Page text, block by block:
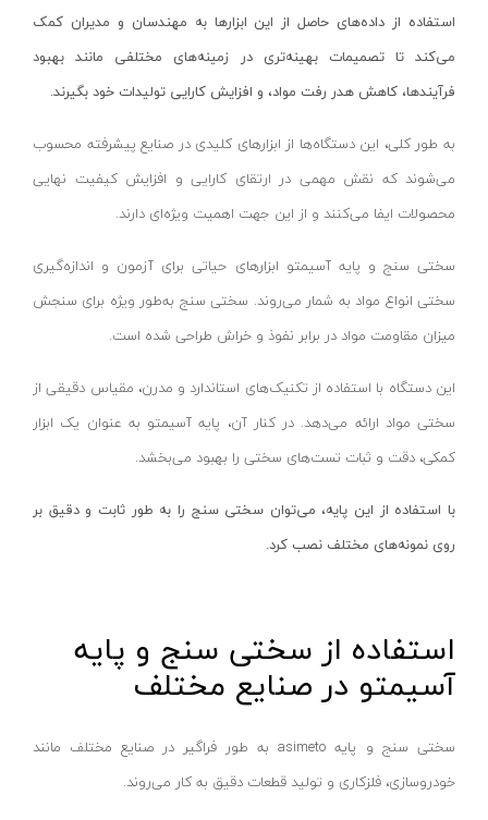
بکس بادی ۳/۴ اینچ
بکس بادی ۱ اینچ
بکس بادی و فرز انگشتی بیگ رد
اور فرز نجاری
رنده و گندگی
رنده بغل دو راهه
رنده گندگی
کارواش دستی
موتور برق نووا
موتور برق کنزاکس
تابلو
ابزار کارگاهی
انواع جعبه
صفحه سنگ و سایش
ابزار آلات مارک زنی
استفاده از داده‌های حاصل از این ابزارها به مهندسان و مدیران کمک
می‌کند تا تصمیمات بهینه‌تری در زمینه‌های مختلفی مانند بهبود
فرآیندها، کاهش هدر رفت مواد، و افزایش کارایی تولیدات خود بگیرند.
به طور کلی، این دستگاه‌ها از ابزارهای کلیدی در صنایع پیشرفته محسوب
می‌شوند که نقش مهمی در ارتقای کارایی و افزایش کیفیت نهایی
محصولات ایفا می‌کنند و از این جهت اهمیت ویژه‌ای دارند.
سختی سنج و پایه آسیمتو ابزارهای حیاتی برای آزمون و اندازه‌گیری
سختی انواع مواد به شمار می‌روند. سختی سنج به‌طور ویژه برای سنجش
میزان مقاومت مواد در برابر نفوذ و خراش طراحی شده است.
این دستگاه با استفاده از تکنیک‌های استاندارد و مدرن، مقیاس دقیقی از
سختی مواد ارائه می‌دهد. در کنار آن، پایه آسیمتو به عنوان یک ابزار
کمکی، دقت و ثبات تست‌های سختی را بهبود می‌بخشد.
با استفاده از این پایه، می‌توان سختی سنج را به طور ثابت و دقیق بر
روی نمونه‌های مختلف نصب کرد.
استفاده از سختی سنج و پایه
آسیمتو در صنایع مختلف
سختی سنج و پایه asimeto به طور فراگیر در صنایع مختلف مانند
خودروسازی، فلزکاری و تولید قطعات دقیق به کار می‌روند.